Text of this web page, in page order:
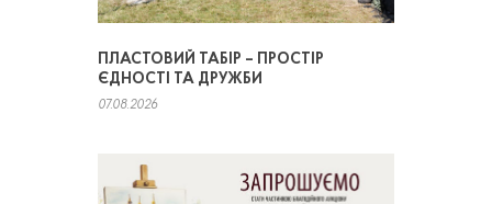
ПЛАСТОВИЙ ТАБІР – ПРОСТІР
ЄДНОСТІ ТА ДРУЖБИ
07.08.2026